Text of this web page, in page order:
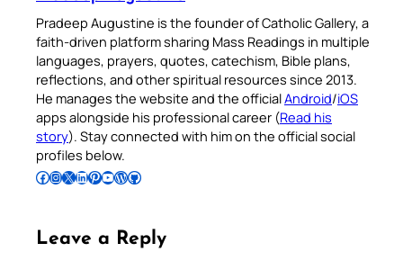
Pradeep Augustine is the founder of Catholic Gallery, a
faith-driven platform sharing Mass Readings in multiple
languages, prayers, quotes, catechism, Bible plans,
reflections, and other spiritual resources since 2013.
He manages the website and the officialAndroid/iOS
apps alongside his professional career (Read his
story). Stay connected with him on the official social
profiles below.
Follow Pradeep on Facebook Follow Pradeep on InstagramFollow Pradeep on X Follow Pradeep on LinkedIn Follow Pradeep on Pinterest Subscribe to Pradeep’s Youtube Channel Follow Pradeep on WordPress Follow Pradeep on GitHub
Leave a Reply